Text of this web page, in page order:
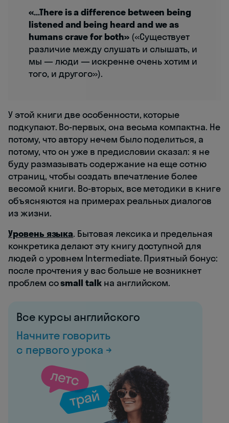
«…There is a difference between being
listened and being heard and we as
humans crave for both»(«Существует
различие между слушать и слышать, и
мы — люди — искренне очень хотим и
того, и другого»).
У этой книги две особенности, которые
подкупают. Во-первых, она весьма компактна. Не
потому, что автору нечем было поделиться, а
потому, что он уже в предисловии сказал: я не
буду размазывать содержание на еще сотню
страниц, чтобы создать впечатление более
весомой книги. Во-вторых, все методики в книге
объясняются на примерах реальных диалогов
из жизни.
Уровень языка. Бытовая лексика и предельная
конкретика делают эту книгу доступной для
людей с уровнем Intermediate. Приятный бонус:
после прочтения у вас больше не возникнет
проблем соsmall talkна английском.
Все курсы английского
Начните говорить
с первого урока →